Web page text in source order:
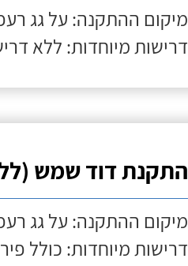
מיקום ההתקנה: על גג
דרישות מיוחדות: ללא
התקנת דוד שמש (ללא
מיקום ההתקנה: על גג
דרישות מיוחדות: כולל